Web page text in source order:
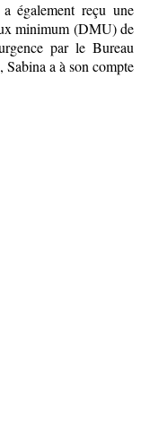
également reçu une
minimum (DMU) de
par le Bureau
a à son compte